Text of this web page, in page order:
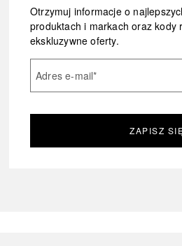
Otrzymuj informacje o
produktach i markach oraz kody
ekskluzywne oferty.
Adres e-mail*
ZAPISZ